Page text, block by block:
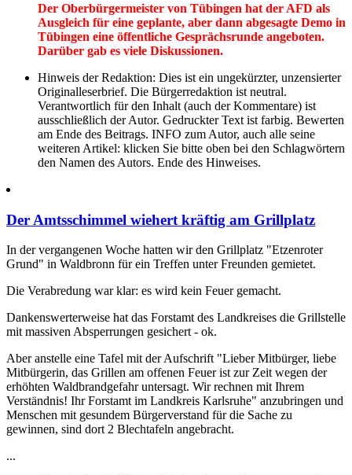
Der Oberbürgermeister von Tübingen hat der AFD als
Ausgleich für eine geplante, aber dann abgesagte Demo in
Tübingen eine öffentliche Gesprächsrunde angeboten.
Darüber gab es viele Diskussionen.
Hinweis der Redaktion: Dies ist ein ungekürzter, unzensierter
Originalleserbrief. Die Bürgerredaktion ist neutral.
Verantwortlich für den Inhalt (auch der Kommentare) ist
ausschließlich der Autor. Gedruckter Text ist farbig. Bewerten
am Ende des Beitrags. INFO zum Autor, auch alle seine
weiteren Artikel: klicken Sie bitte oben bei den Schlagwörtern
den Namen des Autors. Ende des Hinweises.
Der Amtsschimmel wiehert kräftig am Grillplatz
In der vergangenen Woche hatten wir den Grillplatz "Etzenroter
Grund" in Waldbronn für ein Treffen unter Freunden gemietet.
Die Verabredung war klar: es wird kein Feuer gemacht.
Dankenswerterweise hat das Forstamt des Landkreises die Grillstelle
mit massiven Absperrungen gesichert - ok.
Aber anstelle eine Tafel mit der Aufschrift "Lieber Mitbürger, liebe
Mitbürgerin, das Grillen am offenen Feuer ist zur Zeit wegen der
erhöhten Waldbrandgefahr untersagt. Wir rechnen mit Ihrem
Verständnis! Ihr Forstamt im Landkreis Karlsruhe" anzubringen und
Menschen mit gesundem Bürgerverstand für die Sache zu
gewinnen, sind dort 2 Blechtafeln angebracht.
...